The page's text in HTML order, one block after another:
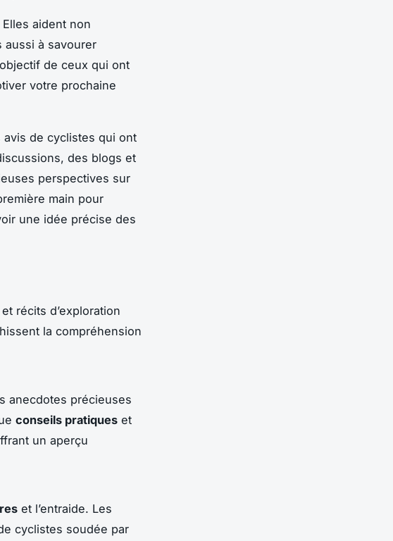
aident non
aussi à savourer
de ceux qui ont
votre prochaine
de cyclistes qui ont
des blogs et
perspectives sur
main pour
une idée précise des
et récits d’exploration
la compréhension
anecdotes précieuses
conseils pratiques et
un aperçu
et l’entraide. Les
cyclistes soudée par